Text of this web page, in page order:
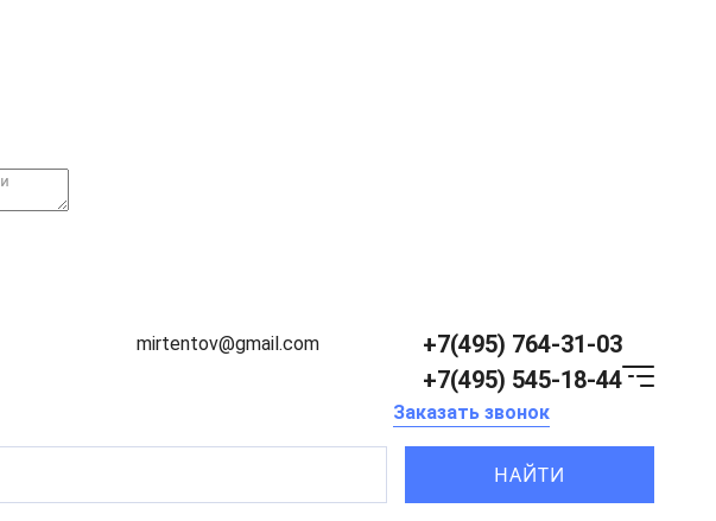
mirtentov@gmail.com
+7(495) 764-31-03
+7(495) 545-18-44
Заказать звонок
НАЙТИ